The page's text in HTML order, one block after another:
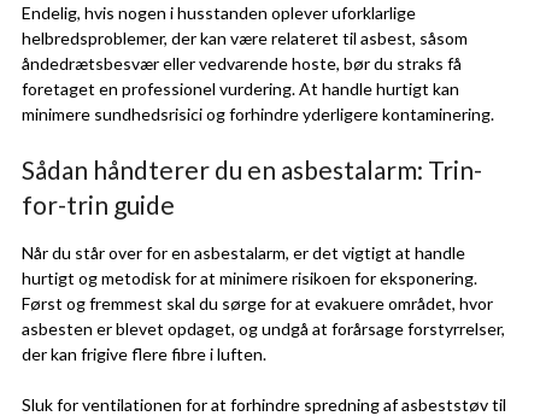
Endelig, hvis nogen i husstanden oplever uforklarlige
helbredsproblemer, der kan være relateret til asbest, såsom
åndedrætsbesvær eller vedvarende hoste, bør du straks få
foretaget en professionel vurdering. At handle hurtigt kan
minimere sundhedsrisici og forhindre yderligere kontaminering.
Sådan håndterer du en asbestalarm: Trin-
for-trin guide
Når du står over for en asbestalarm, er det vigtigt at handle
hurtigt og metodisk for at minimere risikoen for eksponering.
Først og fremmest skal du sørge for at evakuere området, hvor
asbesten er blevet opdaget, og undgå at forårsage forstyrrelser,
der kan frigive flere fibre i luften.
Sluk for ventilationen for at forhindre spredning af asbeststøv til